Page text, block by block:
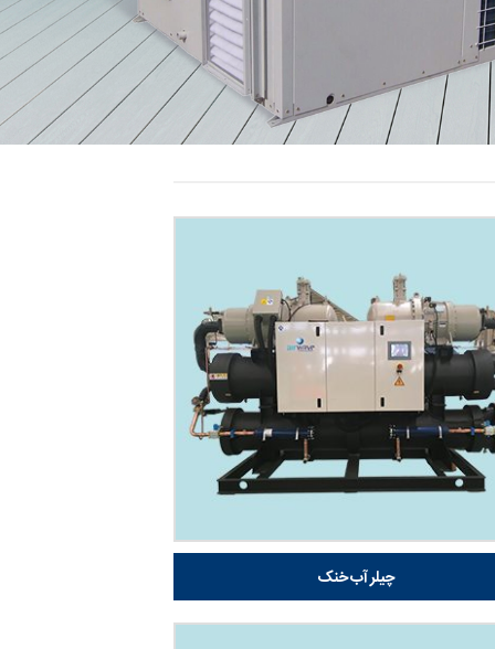
چیلر آب خنک